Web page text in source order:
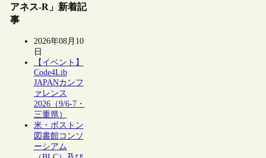
アネス-R」新着記
事
2026年08月10
日
【イベント】
Code4Lib
JAPANカンフ
ァレンス
2026（9/6-7・
三重県）
米・ボストン
図書館コンソ
ーシアム